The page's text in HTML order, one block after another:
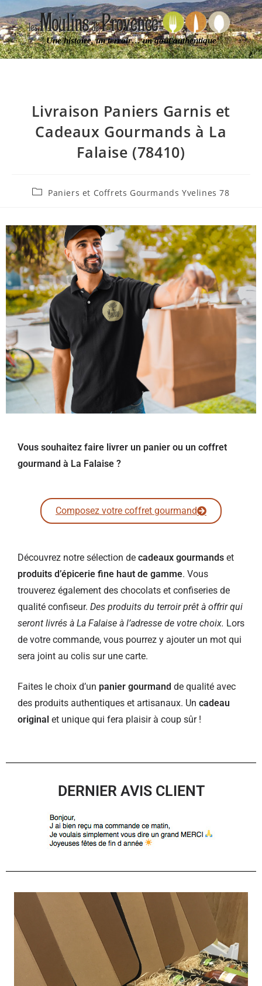
Une histoire, un terroir… un goût authentique
Livraison Paniers Garnis et
Cadeaux Gourmands à La
Falaise (78410)
Paniers et Coffrets Gourmands Yvelines 78
Vous souhaitez faire livrer un panier ou un coffret
gourmand à La Falaise ?
Composez votre coffret gourmand
Découvrez notre sélection de cadeaux gourmands et
produits d’épicerie fine haut de gamme. Vous
trouverez également des chocolats et confiseries de
qualité confiseur. Des produits du terroir prêt à offrir qui
seront livrés à La Falaise à l’adresse de votre choix. Lors
de votre commande, vous pourrez y ajouter un mot qui
sera joint au colis sur une carte.
Faites le choix d’un panier gourmand de qualité avec
des produits authentiques et artisanaux. Un cadeau
original et unique qui fera plaisir à coup sûr !
DERNIER AVIS CLIENT